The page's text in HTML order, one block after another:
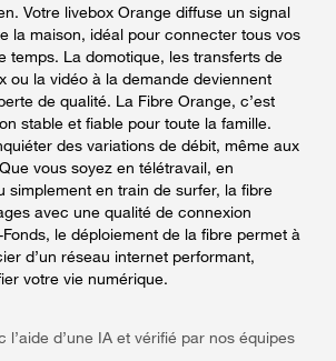
Votre livebox Orange diffuse un signal
la maison, idéal pour connecter tous vos
temps. La domotique, les transferts de
ou la vidéo à la demande deviennent
de qualité. La Fibre Orange, c’est
stable et fiable pour toute la famille.
des variations de débit, même aux
vous soyez en télétravail, en
simplement en train de surfer, la fibre
avec une qualité de connexion
le déploiement de la fibre permet à
d’un réseau internet performant,
votre vie numérique.
l’aide d’une IA et vérifié par nos équipes